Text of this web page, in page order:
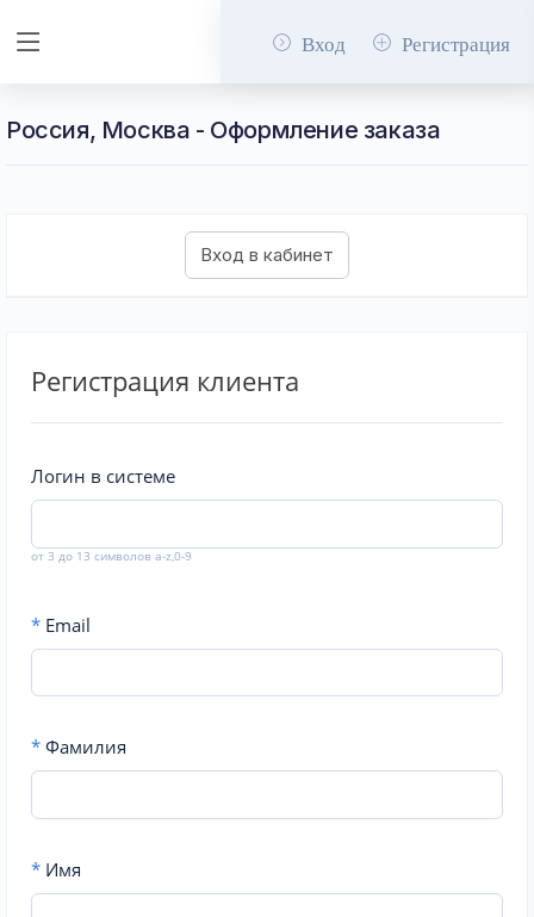
Вход Регистрация
Россия, Москва - Оформление заказа
Регистрация клиента
Логин в системе
от 3 до 13 символов a-z,0-9
* Email
* Фамилия
* Имя